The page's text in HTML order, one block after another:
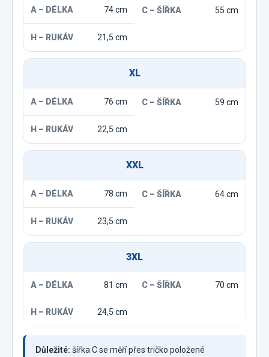
74 cm 55 cm
21,5 cm
XL
76 cm 59 cm
22,5 cm
XXL
78 cm 64 cm
23,5 cm
3XL
81 cm 70 cm
24,5 cm
Důležité: šířka C se měří přes tričko položené